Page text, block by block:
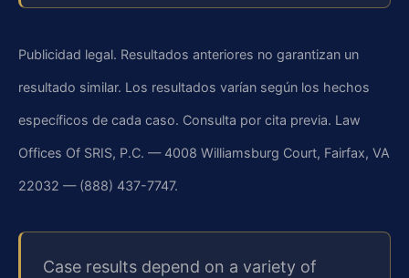
Publicidad legal. Resultados anteriores no garantizan un
resultado similar. Los resultados varían según los hechos
específicos de cada caso. Consulta por cita previa. Law
Offices Of SRIS, P.C. — 4008 Williamsburg Court, Fairfax, VA
22032 — (888) 437-7747.
Case results depend on a variety of